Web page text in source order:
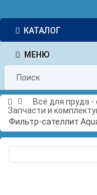
КАТАЛОГ
МЕНЮ
Всё для пруда
Запчасти и
Фильтр-сателлит